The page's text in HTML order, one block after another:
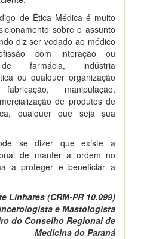
de Ética Médica é muito
sobre o assunto
diz ser vedado ao médico
com interação ou
de farmácia, indústria
ou qualquer organização
manipulação,
de produtos de
qualquer que seja sua
se dizer que existe a
de manter a ordem no
a proteger e beneficiar a
Linhares (CRM-PR 10.099)
e Mastologista
do Conselho Regional de
Medicina do Paraná